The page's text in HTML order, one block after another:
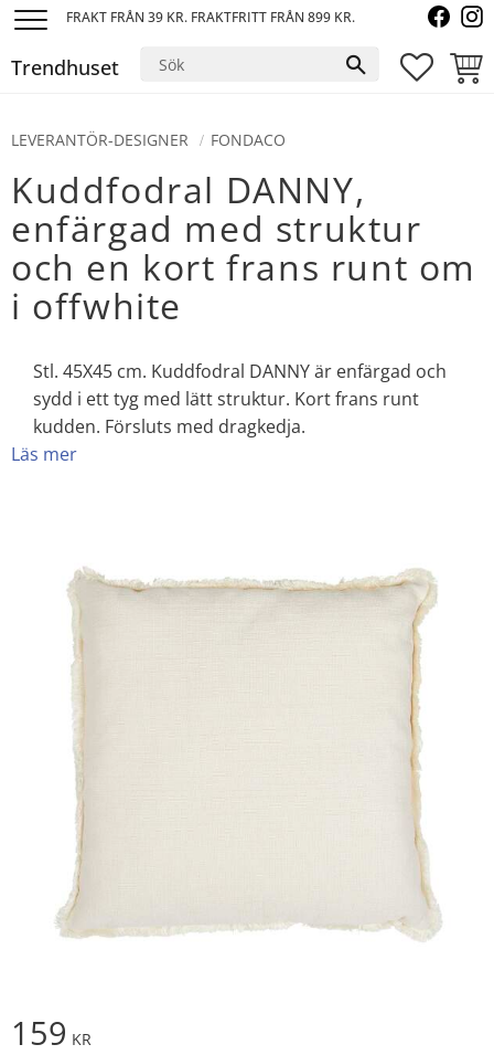
FRAKT FRÅN 39 KR. FRAKTFRITT FRÅN 899 KR.
Trendhuset
LEVERANTÖR-DESIGNER FONDACO
Kuddfodral DANNY,
enfärgad med struktur
och en kort frans runt om
i offwhite
Stl. 45X45 cm. Kuddfodral DANNY är enfärgad och
sydd i ett tyg med lätt struktur. Kort frans runt
kudden. Försluts med dragkedja.
Läs mer
159 KR